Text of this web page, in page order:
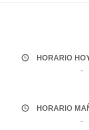
HORARIO
-
HORARIO
-